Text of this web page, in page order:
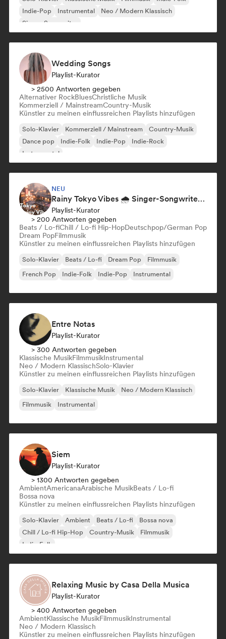
Indie-Pop
Instrumental
Neo / Modern Klassisch
Singer-Songwriter
Wedding Songs
Playlist-Kurator
> 2500 Antworten gegeben
Alternativer RockBluesChristliche Musik
Kommerziell / MainstreamCountry-Musik
Künstler zu meinen einflussreichen Playlists hinzufügen
Solo-Klavier Kommerziell / Mainstream
Country-Musik
Dance pop
Indie-Folk Indie-Pop
Indie-Rock
Instrumental
NEU
Rainy Tokyo Vibes 🌧️ Singer-Songwriter, Dream Pop & Neoclassical
Playlist-Kurator
> 200 Antworten gegeben
Beats / Lo-fiChill / Lo-fi Hip-HopDeutschpop/German Pop
Dream PopFilmmusik
Künstler zu meinen einflussreichen Playlists hinzufügen
Solo-Klavier Beats / Lo-fi Dream Pop
Filmmusik
French Pop
Indie-Folk Indie-Pop Instrumental
Entre Notas
Playlist-Kurator
> 300 Antworten gegeben
Klassische MusikFilmmusikInstrumental
Neo / Modern KlassischSolo-Klavier
Künstler zu meinen einflussreichen Playlists hinzufügen
Solo-Klavier Klassische Musik
Neo / Modern Klassisch
Filmmusik
Instrumental
Siem
Playlist-Kurator
> 1300 Antworten gegeben
AmbientAmericanaArabische MusikBeats / Lo-fi
Bossa nova
Künstler zu meinen einflussreichen Playlists hinzufügen
Solo-Klavier Ambient Beats / Lo-fi
Bossa nova
Chill / Lo-fi Hip-Hop
Country-Musik
Filmmusik
Indie-Folk
Relaxing Music by Casa Della Musica
Playlist-Kurator
> 400 Antworten gegeben
AmbientKlassische MusikFilmmusikInstrumental
Neo / Modern Klassisch
Künstler zu meinen einflussreichen Playlists hinzufügen